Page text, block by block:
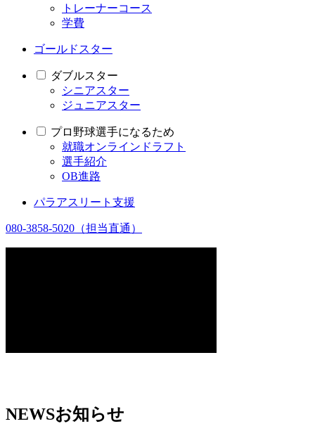
トレーナーコース
学費
ゴールドスター
ダブルスター
シニアスター
ジュニアスター
プロ野球選手になるため
就職オンラインドラフト
選手紹介
OB進路
パラアスリート支援
080-3858-5020 （担当直通）
NEWSお知らせ